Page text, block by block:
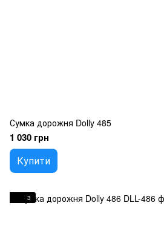
Сумка дорожня Dolly 485
1 030 грн
Купити
3